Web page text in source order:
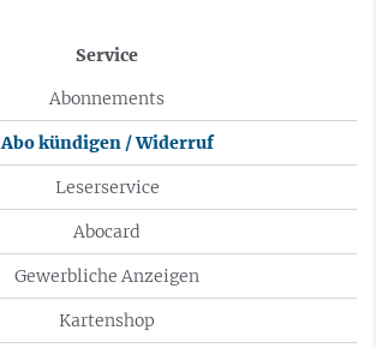
Service
Abonnements
Abo kündigen / Widerruf
Leserservice
Abocard
Gewerbliche Anzeigen
Kartenshop